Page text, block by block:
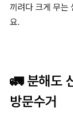
끼려다 크게 무는
요.
🚛 분해도
방문수거